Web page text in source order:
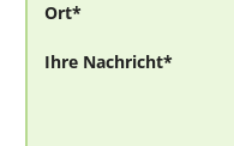
Ort*
Ihre Nachricht*